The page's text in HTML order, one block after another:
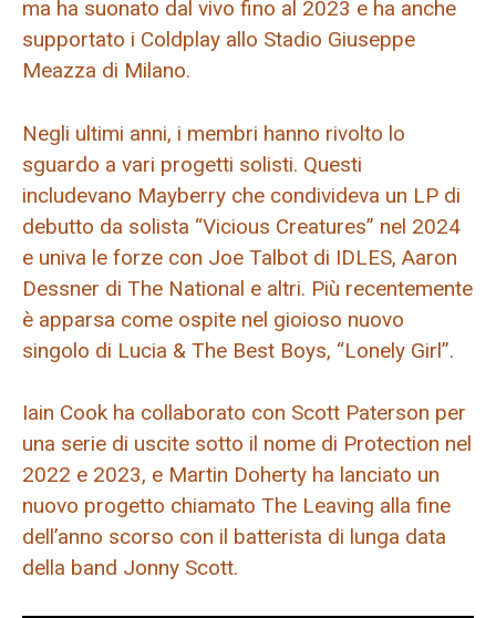
ma ha suonato dal vivo fino al 2023 e ha anche
supportato i Coldplay allo Stadio Giuseppe
Meazza di Milano.
Negli ultimi anni, i membri hanno rivolto lo
sguardo a vari progetti solisti. Questi
includevano Mayberry che condivideva un LP di
debutto da solista “Vicious Creatures” nel 2024
e univa le forze con Joe Talbot di IDLES, Aaron
Dessner di The National e altri. Più recentemente
è apparsa come ospite nel gioioso nuovo
singolo di Lucia & The Best Boys, “Lonely Girl”.
Iain Cook ha collaborato con Scott Paterson per
una serie di uscite sotto il nome di Protection nel
2022 e 2023, e Martin Doherty ha lanciato un
nuovo progetto chiamato The Leaving alla fine
dell’anno scorso con il batterista di lunga data
della band Jonny Scott.